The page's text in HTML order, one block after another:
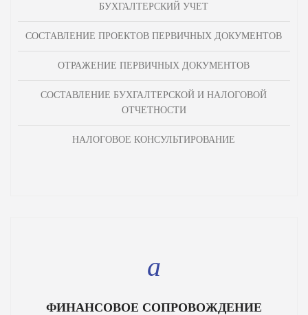
БУХГАЛТЕРСКИЙ УЧЕТ
СОСТАВЛЕНИЕ ПРОЕКТОВ ПЕРВИЧНЫХ ДОКУМЕНТОВ
ОТРАЖЕНИЕ ПЕРВИЧНЫХ ДОКУМЕНТОВ
СОСТАВЛЕНИЕ БУХГАЛТЕРСКОЙ И НАЛОГОВОЙ
ОТЧЕТНОСТИ
НАЛОГОВОЕ КОНСУЛЬТИРОВАНИЕ
ФИНАНСОВОЕ СОПРОВОЖДЕНИЕ